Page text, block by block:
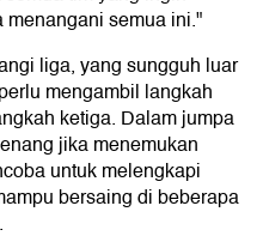
semua ini."
liga, yang sungguh luar
mengambil langkah
ketiga. Dalam jumpa
jika menemukan
untuk melengkapi
bersaing di beberapa